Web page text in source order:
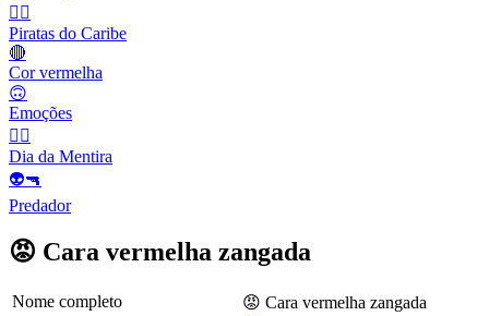
🏴‍☠️
Piratas do Caribe
🔴
Cor vermelha
🙃
Emoções
🙆‍♂️
Dia da Mentira
👽🔫
Predador
😡 Cara vermelha zangada
Nome completo
😡 Cara vermelha zangada